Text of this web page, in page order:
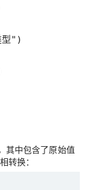
其中包含了原始值
转换：